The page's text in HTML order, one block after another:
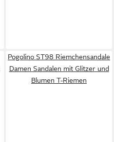
Pogolino ST98 Riemchensandale
Damen Sandalen mit Glitzer und
Blumen T-Riemen